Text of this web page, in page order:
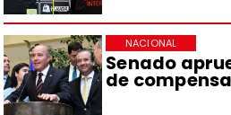
Senado
de
NACIONAL